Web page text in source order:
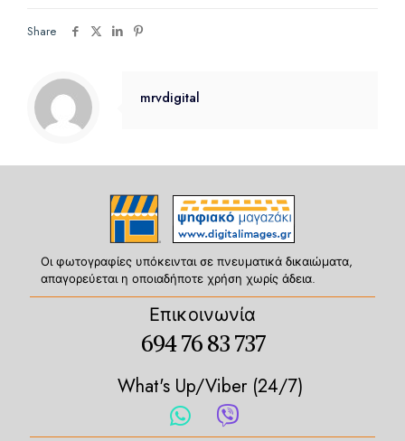
Share
mrvdigital
Οι φωτογραφίες υπόκεινται σε πνευματικά δικαιώματα,
απαγορεύεται η οποιαδήποτε χρήση χωρίς άδεια.
Επικοινωνία
694 76 83 737
What's Up/Viber (24/7)